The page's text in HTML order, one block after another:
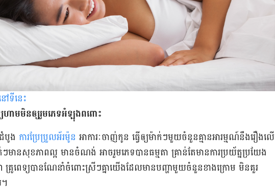
ទីនេះ
ហាមមិន​ឲ្យរួមភេទ​អំឡុង​ពពោះ
បូង ការ​ប្រែប្រួល​អ័រម៉ូន អាការៈ​ចាញ់​កូន ធ្វើ​ឲ្យ​ម៉ាក់ៗ​មួយ​ចំនួន​គ្មាន​អារម្មណ៍​នឹង​រឿង​លើ​
ៗ​មានសុខភាព​ល្អ មាន​ចំណង់ អាច​រួមភេទ​បាន​ធម្មតា គ្រាន់​តែ​មាន​ការ​ប្រយ័ត្ន​ប្រយែង​
ពេទ្យ​បាន​ណែនាំ​ចំពោះ​ស្រីៗ​គ្នាយើង​ដែល​មានបញ្ហា​មួយ​ចំនួន​ខាងក្រោម មិន​គួរ​